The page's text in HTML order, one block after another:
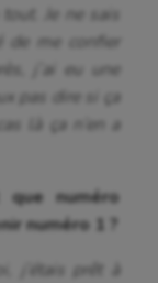
Je ne sais
de me confier
j’ai eu une
pas dire si ça
là ça n’en a
numéro
numéro 1 ?
j’étais prêt à